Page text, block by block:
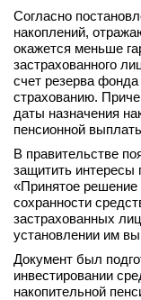
Новости
Интервью
вконтакте
Стать
Вход
Согласно
накоплений,
окажется меньше
застрахованного
счет резерва
страхованию.
даты назначения
пенсионной
В правительстве
защитить интересы
«Принятое решение
сохранности
застрахованных
установлении им
Документ был
инвестировании
накопительной